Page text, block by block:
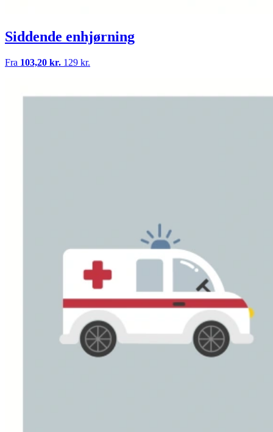
Siddende enhjørning
Fra 103,20 kr. 129 kr.